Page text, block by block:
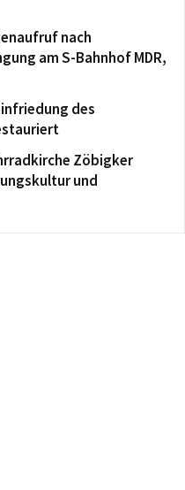
nach
am S-Bahnhof MDR,
des
Zöbigker
und